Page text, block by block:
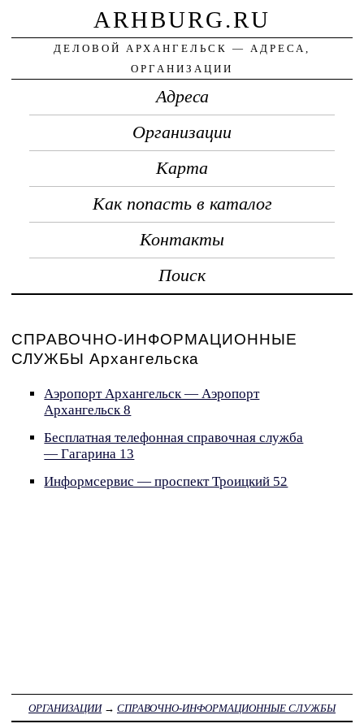
ARHBURG.RU
ДЕЛОВОЙ АРХАНГЕЛЬСК — АДРЕСА,
ОРГАНИЗАЦИИ
Адреса
Организации
Карта
Как попасть в каталог
Контакты
Поиск
СПРАВОЧНО-ИНФОРМАЦИОННЫЕ
СЛУЖБЫ Архангельска
Аэропорт Архангельск — Аэропорт
Архангельск 8
Бесплатная телефонная справочная служба
— Гагарина 13
Информсервис — проспект Троицкий 52
ОРГАНИЗАЦИИ→ СПРАВОЧНО-ИНФОРМАЦИОННЫЕ СЛУЖБЫ